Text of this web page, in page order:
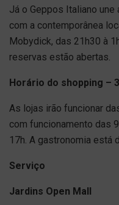
Já o Geppos Italiano
com a contemporânea
Mobydick, das 21h30 à
reservas estão abertas.
Horário do shopping –
As lojas irão funcionar
com funcionamento das
17h. A gastronomia está
Serviço
Jardins Open Mall